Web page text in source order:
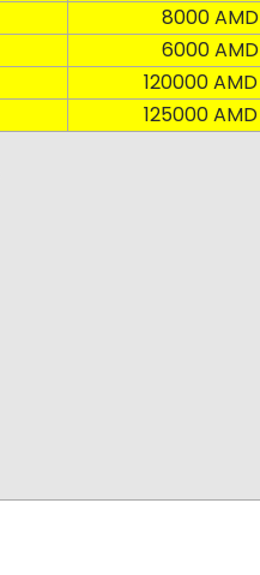
8000 AMD
6000 AMD
120000 AMD
125000 AMD